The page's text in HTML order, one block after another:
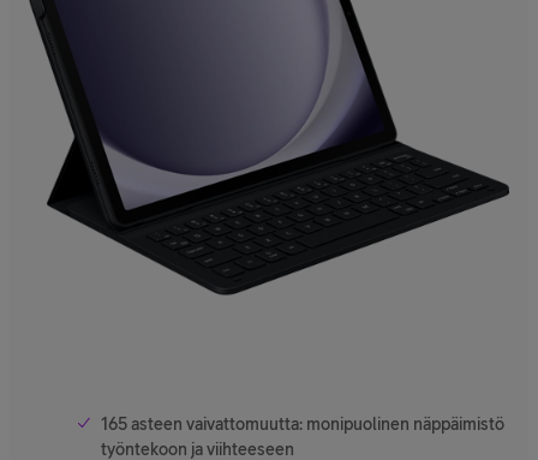
165 asteen vaivattomuutta: monipuolinen näppäimistö
työntekoon ja viihteeseen